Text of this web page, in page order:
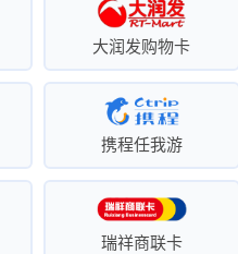
大润发购物卡
携程任我游
瑞祥商联卡